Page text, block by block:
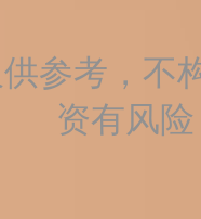
参考，不
资有风